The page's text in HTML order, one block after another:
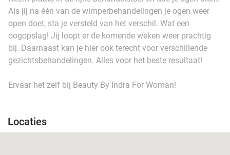
Als jij na één van de wimperbehandelingen je ogen weer
open doet, sta je versteld van het verschil. Wat een
oogopslag! Jij loopt er de komende weken weer prachtig
bij. Daarnaast kan je hier ook terecht voor verschillende
gezichtsbehandelingen. Alles voor het beste resultaat!
Ervaar het zelf bij Beauty By Indra For Woman!
Locaties